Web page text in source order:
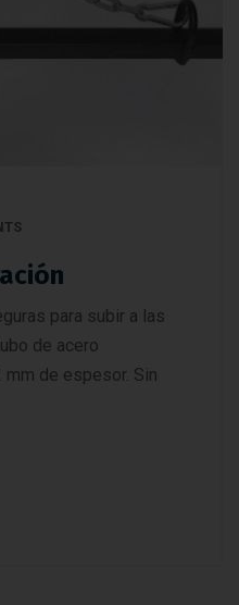
para subir a las
de acero
mm de espesor. Sin